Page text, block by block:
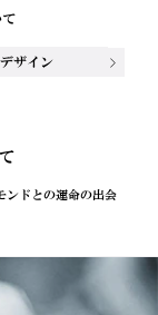
ザイン
ンドとの運命の出会